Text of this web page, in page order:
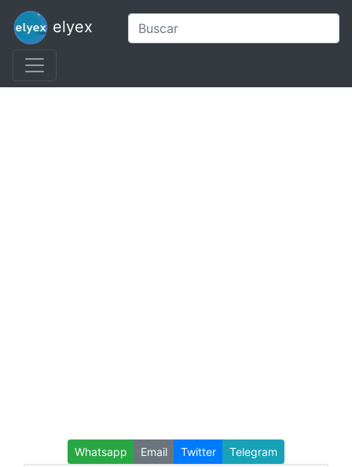
elyex
Whatsapp Email Twitter Telegram